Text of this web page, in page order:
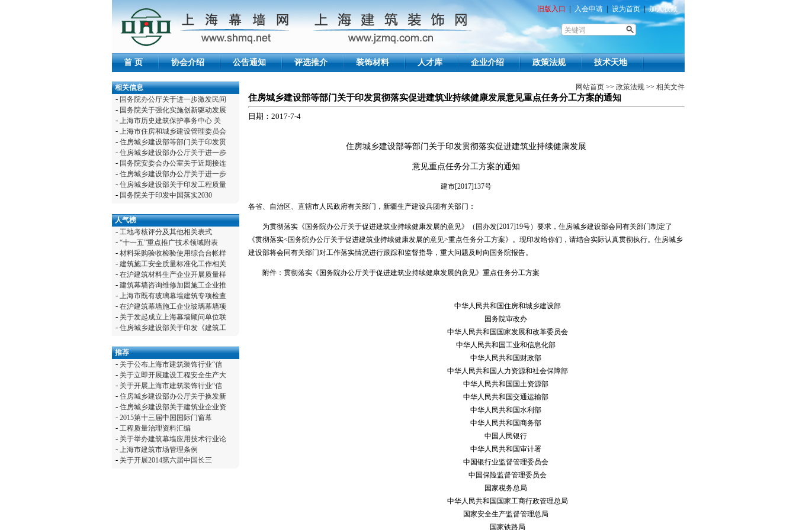
旧版入口 入会申请 设为首页 | 加入收藏
首 页 协会介绍 公告通知 评选推介 装饰材料 人才库 企业介绍 政策法规 技术天地
相关信息
- 国务院办公厅关于进一步激发民间
- 国务院关于强化实施创新驱动发展
- 上海市历史建筑保护事务中心 关
- 上海市住房和城乡建设管理委员会
- 住房城乡建设部等部门关于印发贯
- 住房城乡建设部办公厅关于进一步
- 国务院安委会办公室关于近期接连
- 住房城乡建设部办公厅关于进一步
- 住房城乡建设部关于印发工程质量
- 国务院关于印发中国落实2030
人气榜
- 工地考核评分及其他相关表式
- “十一五”重点推广技术领域附表
- 材料采购验收检验使用综合台帐样
- 建筑施工安全质量标准化工作相关
- 在沪建筑材料生产企业开展质量样
- 建筑幕墙咨询维修加固施工企业推
- 上海市既有玻璃幕墙建筑专项检查
- 在沪建筑幕墙施工企业玻璃幕墙项
- 关于发起成立上海幕墙顾问单位联
- 住房城乡建设部关于印发《建筑工
推荐
- 关于公布上海市建筑装饰行业“信
- 关于立即开展建设工程安全生产大
- 关于开展上海市建筑装饰行业“信
- 住房城乡建设部办公厅关于换发新
- 住房城乡建设部关于建筑业企业资
- 2015第十三届中国国际门窗幕
- 工程质量治理资料汇编
- 关于举办建筑幕墙应用技术行业论
- 上海市建筑市场管理条例
- 关于开展2014第六届中国长三
网站首页>> 政策法规>> 相关文件
住房城乡建设部等部门关于印发贯彻落实促进建筑业持续健康发展意见重点任务分工方案的通知
日期：2017-7-4
住房城乡建设部等部门关于印发贯彻落实促进建筑业持续健康发展
意见重点任务分工方案的通知
建市[2017]137号
各省、自治区、直辖市人民政府有关部门，新疆生产建设兵团有关部门：
为贯彻落实《国务院办公厅关于促进建筑业持续健康发展的意见》（国办发[2017]19号）要求，住房城乡建设部会同有关部门制定了
《贯彻落实<国务院办公厅关于促进建筑业持续健康发展的意见>重点任务分工方案》。现印发给你们，请结合实际认真贯彻执行。住房城乡
建设部将会同有关部门对工作落实情况进行跟踪和监督指导，重大问题及时向国务院报告。
附件：贯彻落实《国务院办公厅关于促进建筑业持续健康发展的意见》重点任务分工方案
中华人民共和国住房和城乡建设部
国务院审改办
中华人民共和国国家发展和改革委员会
中华人民共和国工业和信息化部
中华人民共和国财政部
中华人民共和国人力资源和社会保障部
中华人民共和国国土资源部
中华人民共和国交通运输部
中华人民共和国水利部
中华人民共和国商务部
中国人民银行
中华人民共和国审计署
中国银行业监督管理委员会
中国保险监督管理委员会
国家税务总局
中华人民共和国国家工商行政管理总局
国家安全生产监督管理总局
国家铁路局